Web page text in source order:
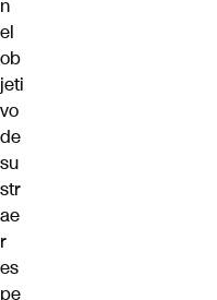
n
el
ob
jeti
vo
de
su
str
ae
r
es
pe